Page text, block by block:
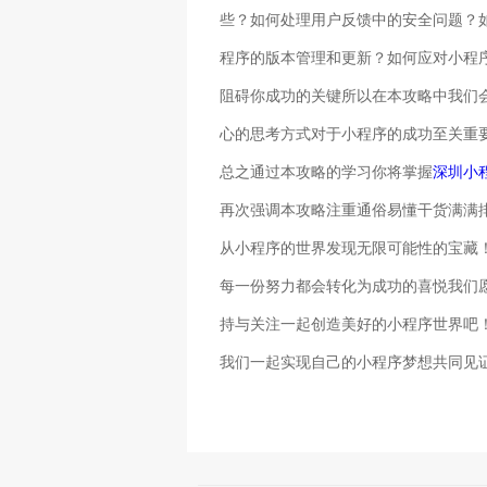
些？如何处理用户反馈中的安全问题
程序的版本管理和更新？如何应对小
阻碍你成功的关键所以在本攻略中我
心的思考方式对于小程序的成功至关
总之通过本攻略的学习你将掌握深圳小
再次强调本攻略注重通俗易懂干货满
从小程序的世界发现无限可能性的宝
每一份努力都会转化为成功的喜悦我
持与关注一起创造美好的小程序世界
我们一起实现自己的小程序梦想共同